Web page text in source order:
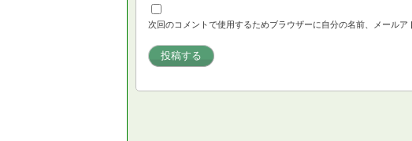
次回のコメントで使用するためブラウザーに自分の名前、メールア